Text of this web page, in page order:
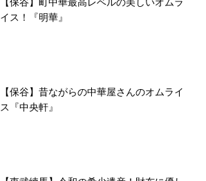
イス！『明華』
【保谷】昔ながらの中華屋さんのオムライ
ス『中央軒』